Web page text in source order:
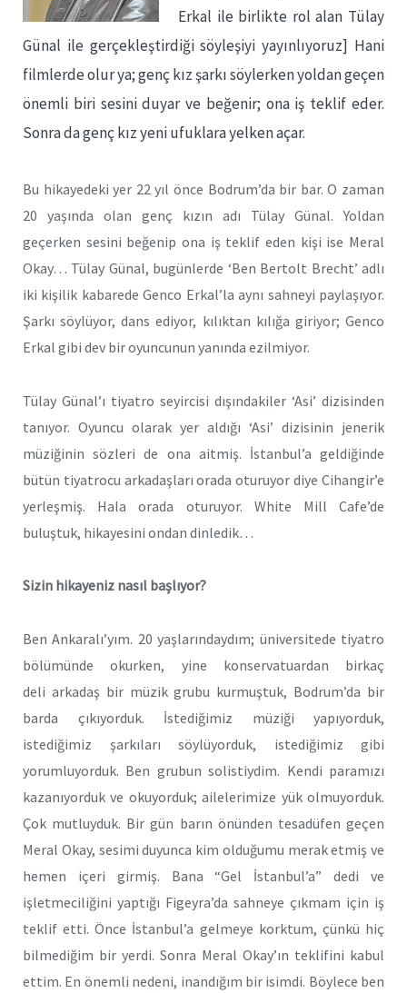
Erkal ile birlikte rol alan Tülay
Günal ile gerçekleştirdiği söyleşiyi yayınlıyoruz] Hani
filmlerde olur ya; genç kızşarkısöylerken yoldan geçen
önemli biri sesini duyar ve beğenir; ona iş teklif eder.
Sonra da genç kız yeni ufuklara yelken açar.
Bu hikayedeki yer 22 yıl önce Bodrum’da bir bar. O zaman
20 yaşında olan genç kızın adı Tülay Günal. Yoldan
geçerken sesini beğenip ona iş teklif eden kişi ise Meral
Okay… Tülay Günal, bugünlerde ‘Ben Bertolt Brecht’ adlı
iki kişilik kabarede Genco Erkal’la aynı sahneyi paylaşıyor.
Şarkı söylüyor, dans ediyor, kılıktan kılığa giriyor; Genco
Erkal gibi dev bir oyuncunun yanında ezilmiyor.
Tülay Günal’ı tiyatro seyircisi dışındakiler ‘Asi’ dizisinden
tanıyor. Oyuncu olarak yer aldığı ‘Asi’ dizisinin jenerik
müziğinin sözleri de ona aitmiş. İstanbul’a geldiğinde
bütün tiyatrocu arkadaşları orada oturuyor diye Cihangir’e
yerleşmiş. Hala orada oturuyor. White Mill Cafe’de
buluştuk, hikayesini ondan dinledik…
Sizin hikayeniz nasıl başlıyor?
Ben Ankaralı’yım. 20 yaşlarındaydım; üniversitede tiyatro
bölümünde okurken, yine konservatuardan birkaç
deli arkadaş bir müzik grubu kurmuştuk, Bodrum’da bir
barda çıkıyorduk. İstediğimiz müziği yapıyorduk,
istediğimiz şarkıları söylüyorduk, istediğimiz gibi
yorumluyorduk. Ben grubun solistiydim. Kendi paramızı
kazanıyordukve okuyorduk; ailelerimize yük olmuyorduk.
Çok mutluyduk. Bir gün barın önünden tesadüfen geçen
Meral Okay, sesimi duyunca kim olduğumu merak etmiş ve
hemen içeri girmiş. Bana “Gel İstanbul’a” dedi ve
işletmeciliğini yaptığı Figeyra’da sahneye çıkmam için iş
teklif etti. Önce İstanbul’a gelmeye korktum, çünkü hiç
bilmediğim bir yerdi. Sonra Meral Okay’ın teklifini kabul
ettim. En önemli nedeni, inandığım bir isimdi. Böylece ben